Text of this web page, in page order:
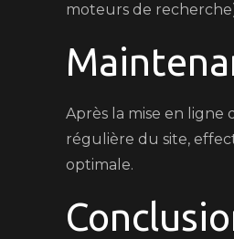
moteurs de
Après la mise en ligne
régulière du site,
optimale.